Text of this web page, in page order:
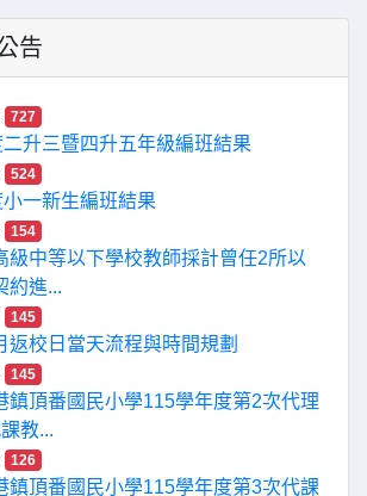
告
727
升三暨四升五年級編班結果
524
一新生編班結果
154
級中等以下學校教師採計曾任2所以
約進...
145
返校日當天流程與時間規劃
145
鎮頂番國民小學115學年度第2次代理
教...
126
鎮頂番國民小學115學年度第3次代課